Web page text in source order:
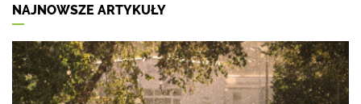
NAJNOWSZE ARTYKUŁY